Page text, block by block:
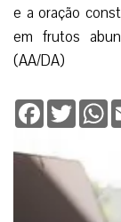
e a oração
em frutos
(AA/DA)
Facebook
Twitter